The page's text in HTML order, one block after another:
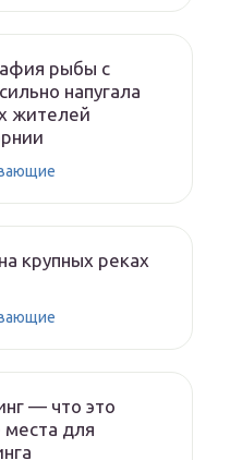
рыбы с
напугала
жителей
крупных реках
— что это
для